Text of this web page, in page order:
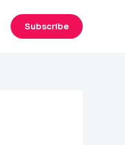
Subscribe